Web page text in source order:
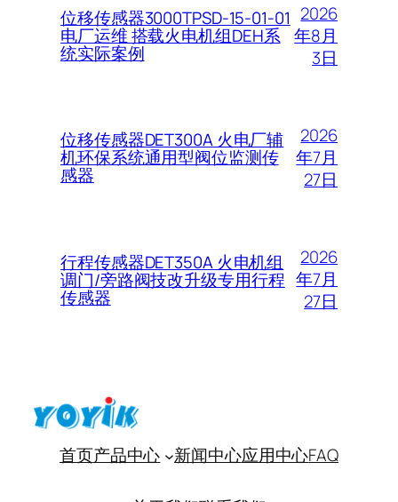
位移传感器3000TPSD-15-01-01
电厂运维 搭载火电机组DEH系
统实际案例
2026
年8月
3日
位移传感器DET300A 火电厂辅
机环保系统通用型阀位监测传
感器
2026
年7月
27日
行程传感器DET350A 火电机组
调门/旁路阀技改升级专用行程
传感器
2026
年7月
27日
首页产品中心 新闻中心应用中心FAQ